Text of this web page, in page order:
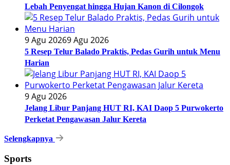
Lebah Penyengat hingga Hujan Kanon di Cilongok
9 Agu 20269 Agu 2026
5 Resep Telur Balado Praktis, Pedas Gurih untuk Menu
Harian
9 Agu 2026
Jelang Libur Panjang HUT RI, KAI Daop 5 Purwokerto
Perketat Pengawasan Jalur Kereta
Selengkapnya
Sports